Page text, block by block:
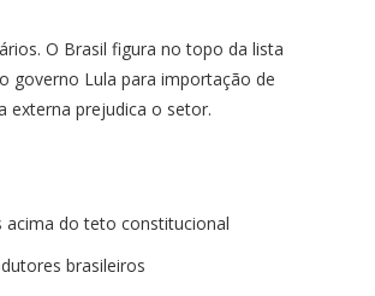
O Brasil figura no topo da lista
governo Lula para importação de
externa prejudica o setor.
acima do teto constitucional
brasileiros